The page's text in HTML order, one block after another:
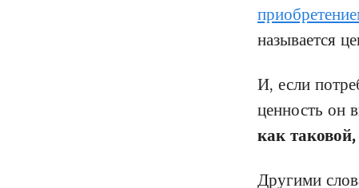
называется
И, если
ценность он
как
Другими